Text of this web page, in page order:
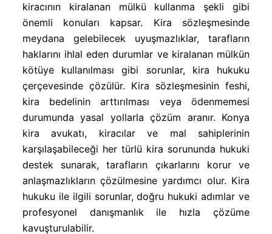
kiracının kiralanan mülkü kullanma şekli gibi
önemli konuları kapsar. Kira sözleşmesinde
meydana gelebilecek uyuşmazlıklar, tarafların
haklarını ihlal eden durumlar ve kiralanan mülkün
kötüye kullanılması gibi sorunlar, kira hukuku
çerçevesinde çözülür. Kira sözleşmesinin feshi,
kira bedelinin arttırılması veya ödenmemesi
durumunda yasal yollarla çözüm aranır. Konya
kira avukatı, kiracılar ve mal sahiplerinin
karşılaşabileceği her türlü kira sorununda hukuki
destek sunarak, tarafların çıkarlarını korur ve
anlaşmazlıkların çözülmesine yardımcı olur. Kira
hukuku ile ilgili sorunlar, doğru hukuki adımlar ve
profesyonel danışmanlık ile hızla çözüme
kavuşturulabilir.